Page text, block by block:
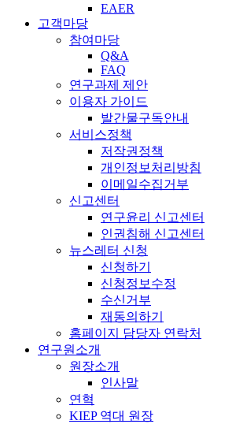
EAER
고객마당
참여마당
Q&A
FAQ
연구과제 제안
이용자 가이드
발간물구독안내
서비스정책
저작권정책
개인정보처리방침
이메일수집거부
신고센터
연구윤리 신고센터
인권침해 신고센터
뉴스레터 신청
신청하기
신청정보수정
수신거부
재동의하기
홈페이지 담당자 연락처
연구원소개
원장소개
인사말
연혁
KIEP 역대 원장